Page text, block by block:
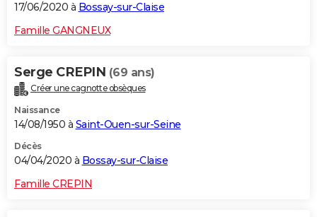
17/06/2020 à Bossay-sur-Claise
Famille GANGNEUX
Serge CREPIN (69 ans)
Créer une cagnotte obsèques
Naissance
14/08/1950 à Saint-Ouen-sur-Seine
Décès
04/04/2020 à Bossay-sur-Claise
Famille CREPIN